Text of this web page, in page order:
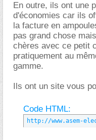
En outre, ils ont une
d'économies car ils
la facture en
pas grand chose
chères avec ce petit
pratiquement au
gamme.
Ils ont un site vous
Code HTML:
http://www.asem-